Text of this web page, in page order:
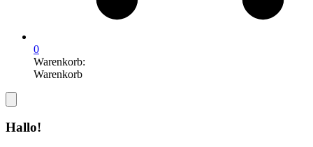
0
Warenkorb:
Warenkorb
Hallo!